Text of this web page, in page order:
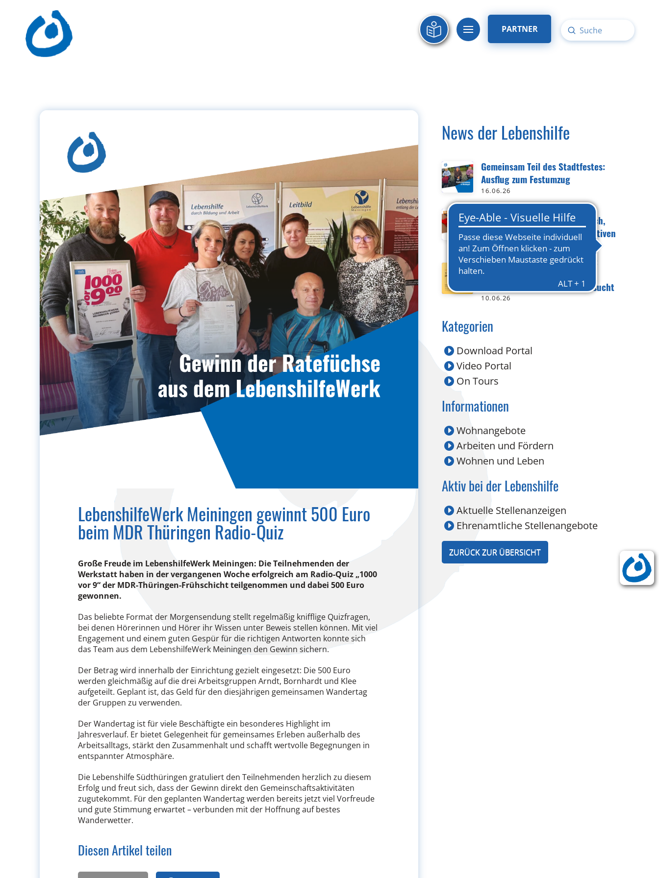
PARTNER
Search
Submit
LebenshilfeWerk Meiningen gewinnt 500 Euro
beim MDR Thüringen Radio-Quiz
Große Freude im LebenshilfeWerk Meiningen: Die Teilnehmenden der
Werkstatt haben in der vergangenen Woche erfolgreich am Radio-Quiz „1000
vor 9“ der MDR-Thüringen-Frühschicht teilgenommen und dabei 500 Euro
gewonnen.
Das beliebte Format der Morgensendung stellt regelmäßig knifflige Quizfragen,
bei denen Hörerinnen und Hörer ihr Wissen unter Beweis stellen können. Mit viel
Engagement und einem guten Gespür für die richtigen Antworten konnte sich
das Team aus dem LebenshilfeWerk Meiningen den Gewinn sichern.
Der Betrag wird innerhalb der Einrichtung gezielt eingesetzt: Die 500 Euro
werden gleichmäßig auf die drei Arbeitsgruppen Arndt, Bornhardt und Klee
aufgeteilt. Geplant ist, das Geld für den diesjährigen gemeinsamen Wandertag
der Gruppen zu verwenden.
Der Wandertag ist für viele Beschäftigte ein besonderes Highlight im
Jahresverlauf. Er bietet Gelegenheit für gemeinsames Erleben außerhalb des
Arbeitsalltags, stärkt den Zusammenhalt und schafft wertvolle Begegnungen in
entspannter Atmosphäre.
Die Lebenshilfe Südthüringen gratuliert den Teilnehmenden herzlich zu diesem
Erfolg und freut sich, dass der Gewinn direkt den Gemeinschaftsaktivitäten
zugutekommt. Für den geplanten Wandertag werden bereits jetzt viel Vorfreude
und gute Stimmung erwartet – verbunden mit der Hoffnung auf bestes
Wanderwetter.
Diesen Artikel teilen
News der Lebenshilfe
Gemeinsam Teil des Stadtfestes:
Ausflug zum Festumzug
16.06.26
8. Inklusions-Stammtisch in
Meiningen: Raum für Austausch,
Begegnung und neue Perspektiven
15.06.26
Gemeinsam gegen Einsamkeit:
Ehrenamtliche für
Begegnungsstätte in Suhl gesucht
10.06.26
Kategorien
Download Portal
Video Portal
On Tours
Informationen
Wohnangebote
Arbeiten und Fördern
Wohnen und Leben
Aktiv bei der Lebenshilfe
Aktuelle Stellenanzeigen
Ehrenamtliche Stellenangebote
ZURÜCK ZUR ÜBERSICHT